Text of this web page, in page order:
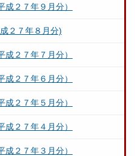
２７年９月分）
２７年８月分)
２７年７月分）
２７年６月分）
２７年５月分）
２７年４月分）
２７年３月分）